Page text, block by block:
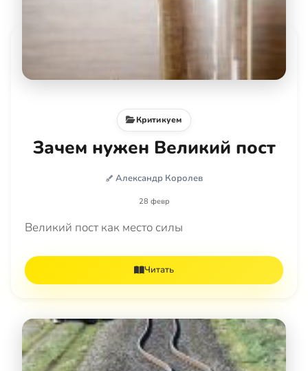
Критикуем
Зачем нужен Великий пост
Александр Королев
28 февр
Великий пост как место силы
Читать